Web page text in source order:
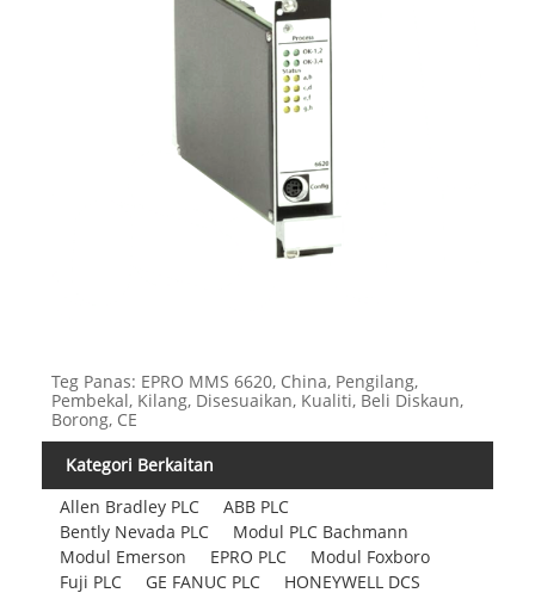
Teg Panas: EPRO MMS 6620, China, Pengilang,
Pembekal, Kilang, Disesuaikan, Kualiti, Beli Diskaun,
Borong, CE
Kategori Berkaitan
Allen Bradley PLC
ABB PLC
Bently Nevada PLC
Modul PLC Bachmann
Modul Emerson
EPRO PLC
Modul Foxboro
Fuji PLC
GE FANUC PLC
HONEYWELL DCS